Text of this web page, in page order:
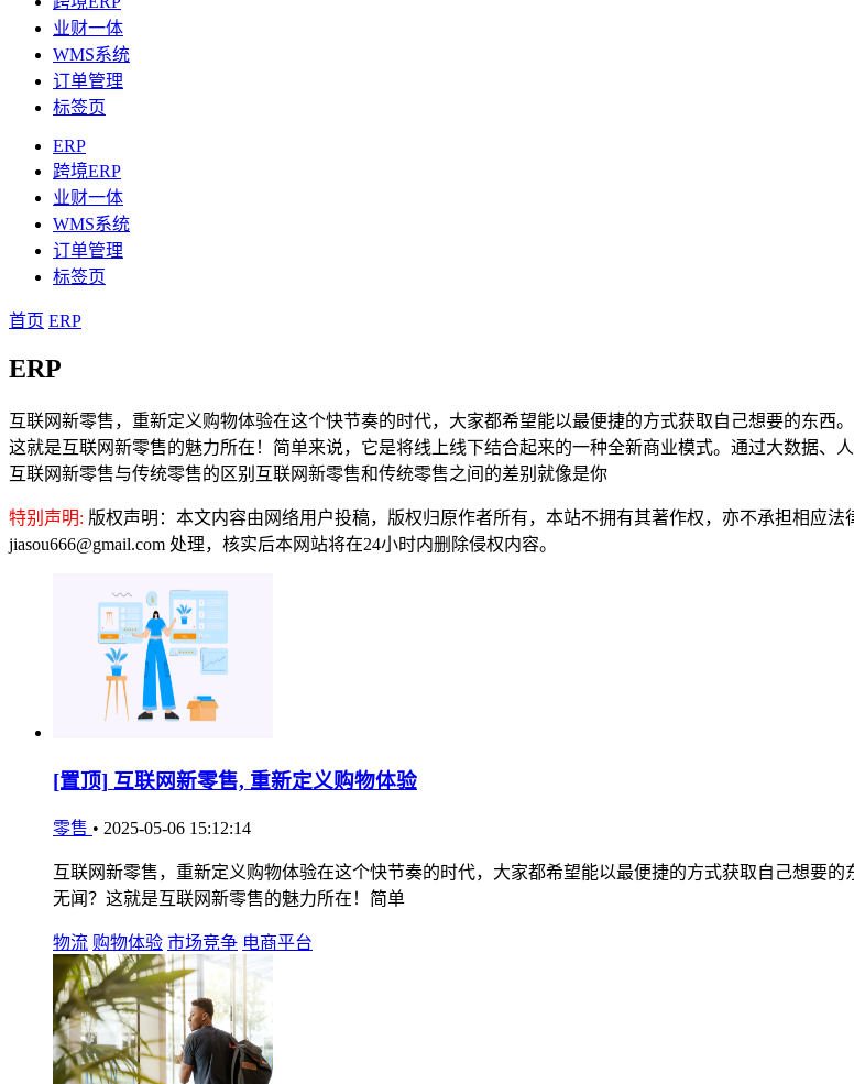
业财一体
WMS系统
订单管理
标签页
ERP
跨境ERP
业财一体
WMS系统
订单管理
标签页
首页 ERP
ERP
互联网新零售，重新定义购物体验在这个快节奏的时代，大家都希望能以最便捷的方式获取自己想要的东西
这就是互联网新零售的魅力所在！简单来说，它是将线上线下结合起来的一种全新商业模式。通过大数据、
互联网新零售与传统零售的区别互联网新零售和传统零售之间的差别就像是你
特别声明: 版权声明：本文内容由网络用户投稿，版权归原作者所有，本站不拥有其著作权，亦不承担相应
jiasou666@gmail.com 处理，核实后本网站将在24小时内删除侵权内容。
[置顶] 互联网新零售, 重新定义购物体验
零售 • 2025-05-06 15:12:14
互联网新零售，重新定义购物体验在这个快节奏的时代，大家都希望能以最便捷的方式获取自己想要
无闻？这就是互联网新零售的魅力所在！简单
物流 购物体验 市场竞争 电商平台